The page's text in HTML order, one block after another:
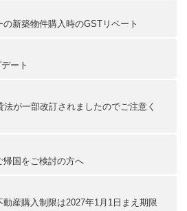
新築物件購入時のGSTリベート
ート
が一部改訂されましたのでご注意く
帰国をご検討の方へ
動産購入制限は2027年1月1日まえ期限